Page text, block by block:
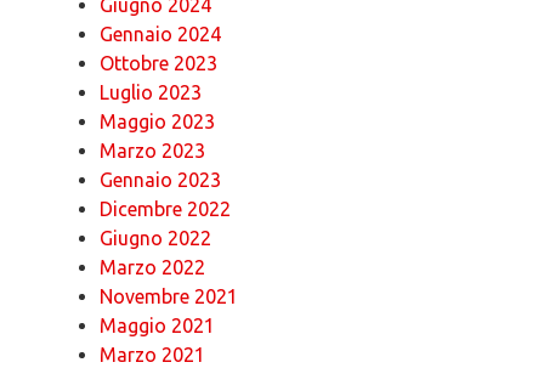
Giugno 2024
Gennaio 2024
Ottobre 2023
Luglio 2023
Maggio 2023
Marzo 2023
Gennaio 2023
Dicembre 2022
Giugno 2022
Marzo 2022
Novembre 2021
Maggio 2021
Marzo 2021